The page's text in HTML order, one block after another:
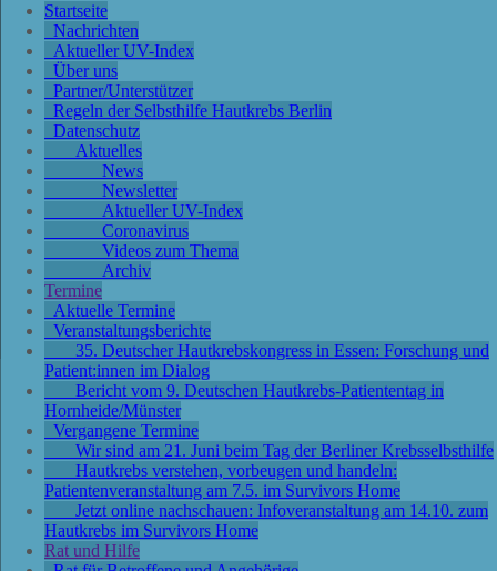
Startseite
Nachrichten
Aktueller UV-Index
Über uns
Partner/Unterstützer
Regeln der Selbsthilfe Hautkrebs Berlin
Datenschutz
Aktuelles
News
Newsletter
Aktueller UV-Index
Coronavirus
Videos zum Thema
Archiv
Termine
Aktuelle Termine
Veranstaltungsberichte
35. Deutscher Hautkrebskongress in Essen: Forschung und
Patient:innen im Dialog
Bericht vom 9. Deutschen Hautkrebs-Patiententag in
Hornheide/Münster
Vergangene Termine
Wir sind am 21. Juni beim Tag der Berliner Krebsselbsthilfe
Hautkrebs verstehen, vorbeugen und handeln:
Patientenveranstaltung am 7.5. im Survivors Home
Jetzt online nachschauen: Infoveranstaltung am 14.10. zum
Hautkrebs im Survivors Home
Rat und Hilfe